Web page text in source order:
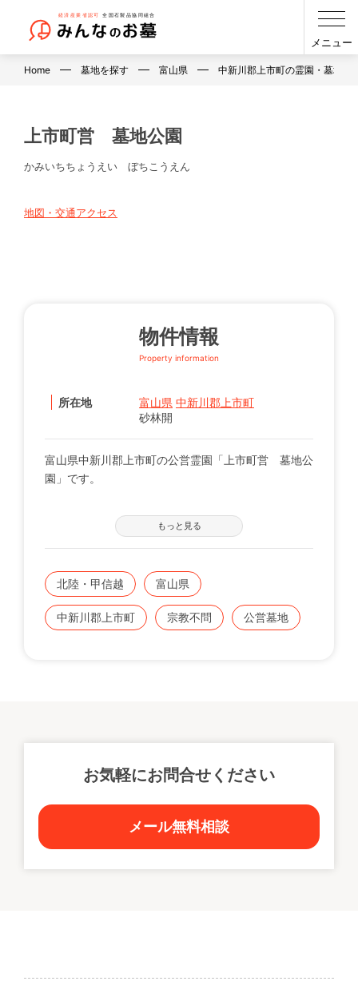
メニュー
Home 墓地を探す 富山県 中新川郡上市町の霊園・墓地・
上市町営 墓地公園
かみいちちょうえい ぼちこうえん
地図・交通アクセス
物件情報
Property information
所在地 富山県 中新川郡上市町
砂林開
富山県中新川郡上市町の公営霊園「上市町営 墓地公
園」です。
【募集の詳細について】
管轄の自治体窓口へお問い合わせください。
※申込に際する諸条件がございます。
既にこちらに区画をお持ちの方で、お持ちのお墓を建
てる、直す、引越すなどをご検討の方は、専門のスタ
ッフが無料でご相談をお受けします。
もっと見る
北陸・甲信越 富山県
中新川郡上市町 宗教不問 公営墓地
お気軽にお問合せください
メール無料相談